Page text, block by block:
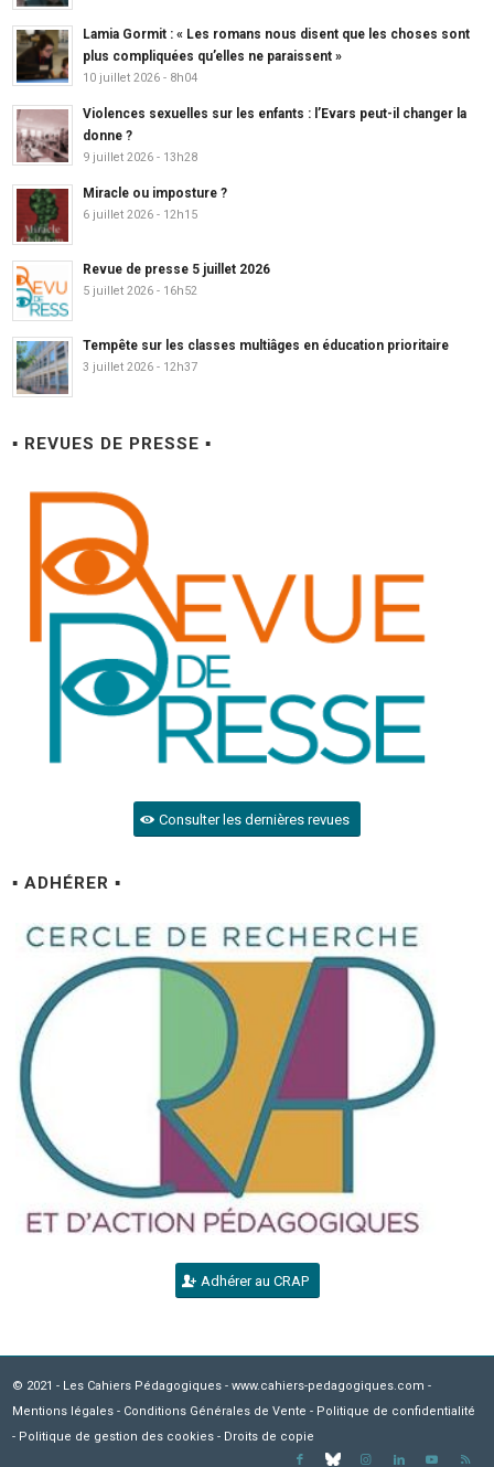
Lamia Gormit : « Les romans nous disent que les choses sont
plus compliquées qu’elles ne paraissent »
10 juillet 2026 - 8h04
Violences sexuelles sur les enfants : l’Evars peut-il changer la
donne ?
9 juillet 2026 - 13h28
Miracle ou imposture ?
6 juillet 2026 - 12h15
Revue de presse 5 juillet 2026
5 juillet 2026 - 16h52
Tempête sur les classes multiâges en éducation prioritaire
3 juillet 2026 - 12h37
▪ REVUES DE PRESSE ▪
Consulter les dernières revues
▪ ADHÉRER ▪
Adhérer au CRAP
© 2021 - Les Cahiers Pédagogiques - www.cahiers-pedagogiques.com -
Mentions légales - Conditions Générales de Vente - Politique de confidentialité
- Politique de gestion des cookies - Droits de copie